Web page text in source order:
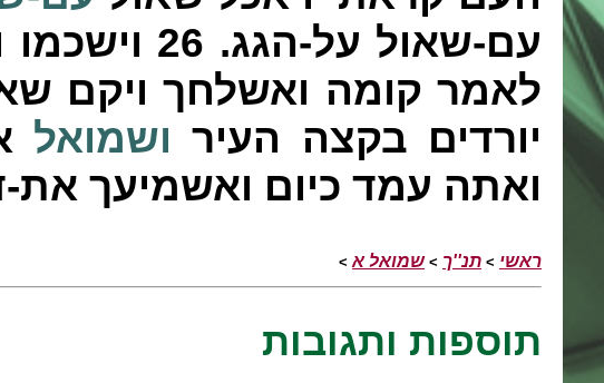
עם-שאול על-הגג. 26
לאמר קומה ואשלחך ויקם
יורדים בקצה העיר ושמואל
ואתה עמד כיום ואשמיעך
ראשי > תנ''ך >שמואל א>
תוספות ותגובות